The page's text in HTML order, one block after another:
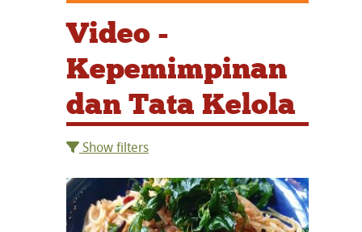
Video -
Kepemimpinan
dan Tata Kelola
Show filters